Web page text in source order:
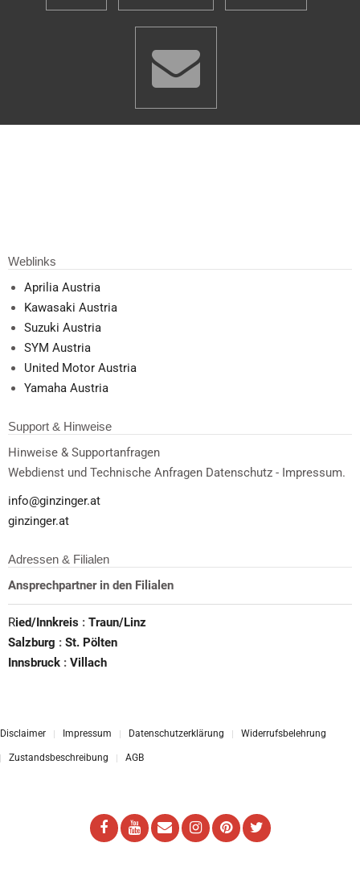
Weblinks
Aprilia Austria
Kawasaki Austria
Suzuki Austria
SYM Austria
United Motor Austria
Yamaha Austria
Support & Hinweise
Hinweise & Supportanfragen
Webdienst und Technische Anfragen Datenschutz - Impressum.
info@ginzinger.at
ginzinger.at
Adressen & Filialen
Ansprechpartner in den Filialen
Ried/Innkreis : Traun/Linz
Salzburg : St. Pölten
Innsbruck : Villach
Disclaimer Impressum Datenschutzerklärung Widerrufsbelehrung
Zustandsbeschreibung AGB